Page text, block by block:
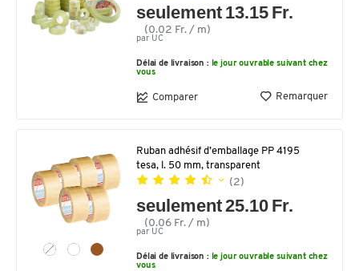
seulement 13.15 Fr.
(0.02 Fr. / m)
par UC
Délai de livraison : le jour ouvrable suivant chez
vous
Comparer Remarquer
Ruban adhésif d’emballage PP 4195
tesa, l. 50 mm, transparent
(2)
seulement 25.10 Fr.
(0.06 Fr. / m)
par UC
Délai de livraison : le jour ouvrable suivant chez
vous